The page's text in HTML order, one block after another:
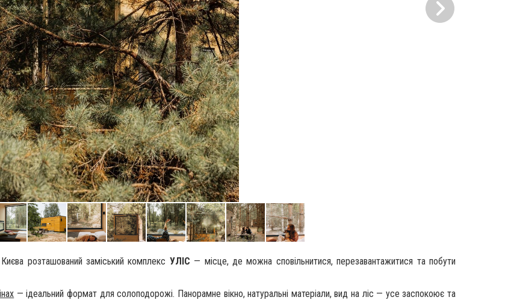
розташований заміський комплекс УЛІС — місце, де можна сповільнитися, перезавантажитися та побути
— ідеальний формат для солоподорожі. Панорамне вікно, натуральні матеріали, вид на ліс — усе заспокоює та